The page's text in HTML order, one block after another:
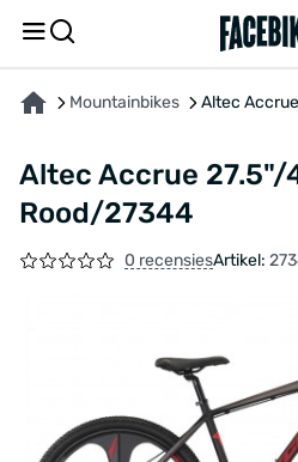
Mountainbikes Altec
Altec Accrue
Rood/27344
0 recensiesArtikel:
OVER HET PRODUCT KENMERKEN